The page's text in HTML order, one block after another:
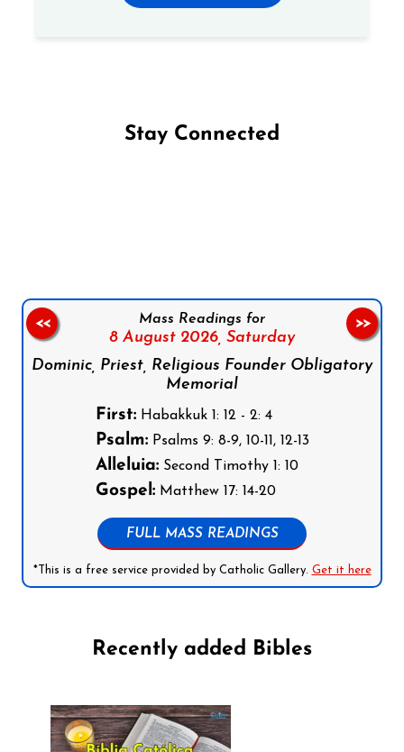
Stay Connected
Mass Readings for
8 August 2026, Saturday
Dominic, Priest, Religious Founder Obligatory
Memorial
First:Habakkuk 1: 12 - 2: 4
Psalm:Psalms 9: 8-9, 10-11, 12-13
Alleluia:Second Timothy 1: 10
Gospel:Matthew 17: 14-20
FULL MASS READINGS
*This is a free service provided by Catholic Gallery. Get it here
<< >>
Recently added Bibles